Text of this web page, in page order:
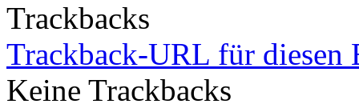
Trackbacks
Trackback-URL für diesen
Keine Trackbacks